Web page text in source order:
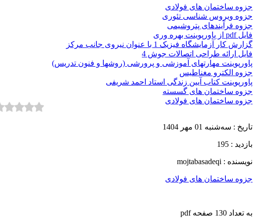
جزوه ساختمان های فولادی
جزوه ویروس شناسی تئوری
جزوه فرآیندهای پتروشیمی
فایل pdf از پاورپوینت بهره وری
گزارش کار آزمایشگاه فیزیک 1 با عنوان نیروی جانب مرکز
فایل ارائه طراحی اتصالات جوش 4
پاورپوینت مهارتهای آموزشی و پرورشی (روشها و فنون تدریس)
جزوه الکترو مغناطیس
پاورپوینت کتاب آیین زندگی استاد احمد شریفی
جزوه ساختمان های گسسته
جزوه ساختمان های فولادی
تاریخ : سه‌شنبه 01 مهر 1404
بازدید : 195
نویسنده : mojtabasadeqi
جزوه ساختمان های فولادی
به تعداد 130 صفحه pdf